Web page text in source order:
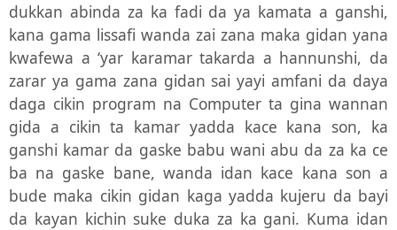
dukkan abinda za ka fadi da ya kamata a ganshi,
kana gama lissafi wanda zai zana maka gidan yana
kwafewa a ‘yar karamar takarda a hannunshi, da
zarar ya gama zana gidan sai yayi amfani da daya
daga cikin program na Computer ta gina wannan
gida a cikin ta kamar yadda kace kana son, ka
ganshi kamar da gaske babu wani abu da za ka ce
ba na gaske bane, wanda idan kace kana son a
bude maka cikin gidan kaga yadda kujeru da bayi
da kayan kichin suke duka za ka gani. Kuma idan